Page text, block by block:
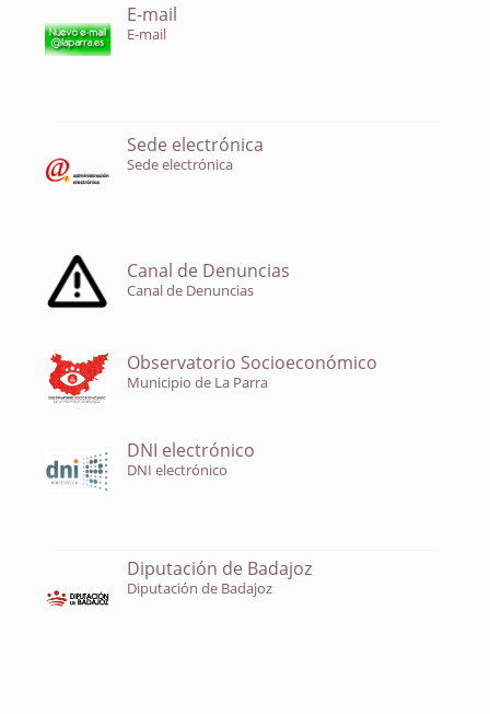
E-mail
E-mail
Sede electrónica
Sede electrónica
Canal de Denuncias
Canal de Denuncias
Observatorio Socioeconómico
Municipio de La Parra
DNI electrónico
DNI electrónico
Diputación de Badajoz
Diputación de Badajoz